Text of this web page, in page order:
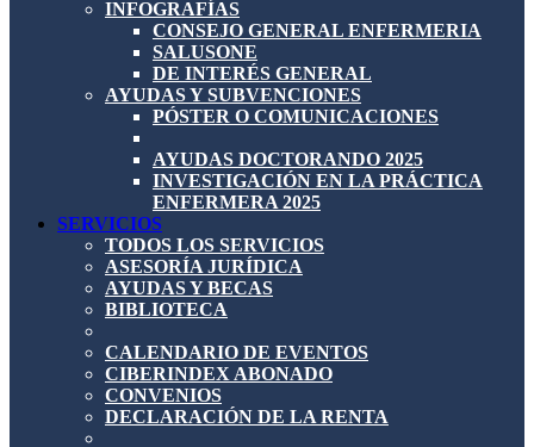
INFOGRAFÍAS
CONSEJO GENERAL ENFERMERIA
SALUSONE
DE INTERÉS GENERAL
AYUDAS Y SUBVENCIONES
PÓSTER O COMUNICACIONES
AYUDAS DOCTORANDO 2025
INVESTIGACIÓN EN LA PRÁCTICA
ENFERMERA 2025
SERVICIOS
TODOS LOS SERVICIOS
ASESORÍA JURÍDICA
AYUDAS Y BECAS
BIBLIOTECA
CALENDARIO DE EVENTOS
CIBERINDEX ABONADO
CONVENIOS
DECLARACIÓN DE LA RENTA